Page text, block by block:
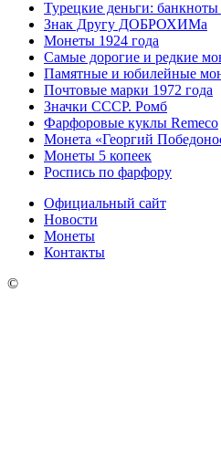
Турецкие деньги:
Знак Другу ДОБРОХИМа
Монеты 1924 года
Самые дорогие и редкие
Памятные и юбилейные
Почтовые марки 1972 года
Значки СССР. Ромб
Фарфоровые куклы Remeco
Монета «Георгий
Монеты 5 копеек
Роспись по фарфору
Официальный сайт
Новости
Монеты
Контакты
©